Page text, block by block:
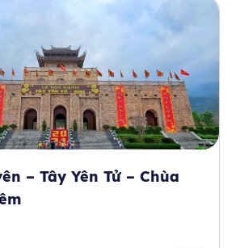
– Tây Yên Tử – Chùa